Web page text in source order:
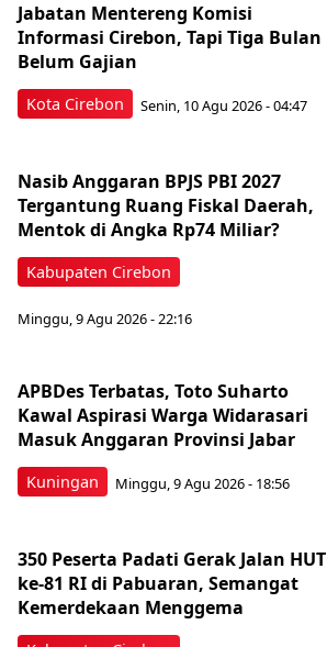
Kota Cirebon
Jabatan Mentereng Komisi
Informasi Cirebon, Tapi Tiga Bulan
Belum Gajian
Senin, 10 Agu 2026 - 04:47
Kabupaten Cirebon
Nasib Anggaran BPJS PBI 2027
Tergantung Ruang Fiskal Daerah,
Mentok di Angka Rp74 Miliar?
Minggu, 9 Agu 2026 - 22:16
Kuningan
APBDes Terbatas, Toto Suharto
Kawal Aspirasi Warga Widarasari
Masuk Anggaran Provinsi Jabar
Minggu, 9 Agu 2026 - 18:56
350 Peserta Padati Gerak Jalan HUT
ke-81 RI di Pabuaran, Semangat
Kemerdekaan Menggema